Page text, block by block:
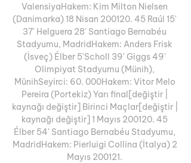
ValensiyaHakem: Kim Milton Nielsen
(Danimarka) 18 Nisan 200120. 45 Raúl 15'
37' Helguera 28' Santiago Bernabéu
Stadyumu, MadridHakem: Anders Frisk
(İsveç) Élber 5'Scholl 39' Giggs 49'
Olimpiyat Stadyumu (Münih),
MünihSeyirci: 60. 000Hakem: Vitor Melo
Pereira (Portekiz) Yarı final[değiştir |
kaynağı değiştir] Birinci Maçlar[değiştir |
kaynağı değiştir] 1 Mayıs 200120. 45
Élber 54' Santiago Bernabéu Stadyumu,
MadridHakem: Pierluigi Collina (İtalya) 2
Mayıs 200121.